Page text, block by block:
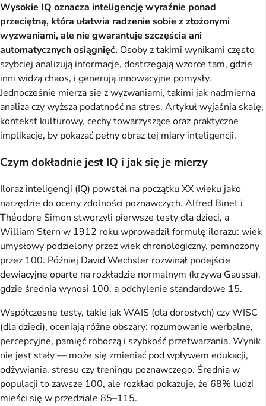
Wysokie IQ oznacza inteligencję wyraźnie ponad
przeciętną, która ułatwia radzenie sobie z złożonymi
wyzwaniami, ale nie gwarantuje szczęścia ani
automatycznych osiągnięć. Osoby z takimi wynikami często
szybciej analizują informacje, dostrzegają wzorce tam, gdzie
inni widzą chaos, i generują innowacyjne pomysły.
Jednocześnie mierzą się z wyzwaniami, takimi jak nadmierna
analiza czy wyższa podatność na stres. Artykuł wyjaśnia skalę,
kontekst kulturowy, cechy towarzyszące oraz praktyczne
implikacje, by pokazać pełny obraz tej miary inteligencji.
Czym dokładnie jest IQ i jak się je mierzy
Iloraz inteligencji (IQ) powstał na początku XX wieku jako
narzędzie do oceny zdolności poznawczych. Alfred Binet i
Théodore Simon stworzyli pierwsze testy dla dzieci, a
William Stern w 1912 roku wprowadził formułę ilorazu: wiek
umysłowy podzielony przez wiek chronologiczny, pomnożony
przez 100. Później David Wechsler rozwinął podejście
dewiacyjne oparte na rozkładzie normalnym (krzywa Gaussa),
gdzie średnia wynosi 100, a odchylenie standardowe 15.
Współczesne testy, takie jak WAIS (dla dorosłych) czy WISC
(dla dzieci), oceniają różne obszary: rozumowanie werbalne,
percepcyjne, pamięć roboczą i szybkość przetwarzania. Wynik
nie jest stały — może się zmieniać pod wpływem edukacji,
odżywiania, stresu czy treningu poznawczego. Średnia w
populacji to zawsze 100, ale rozkład pokazuje, że 68% ludzi
mieści się w przedziale 85–115.